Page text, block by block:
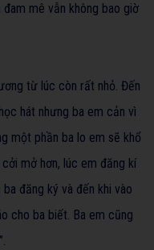
mê vẫn không bao giờ
từ lúc còn rất nhỏ. Đến
hát nhưng ba em cản vì
một phần ba lo em sẽ khổ
mở hơn, lúc em đăng kí
đăng ký và đến khi vào
cho ba biết. Ba em cũng